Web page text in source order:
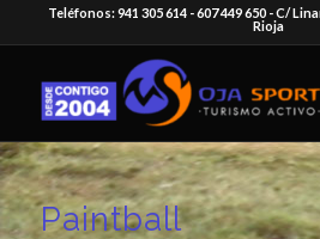
Teléfonos: 941 305 614 - 607 449 650 - C/
Rioja
Paintball